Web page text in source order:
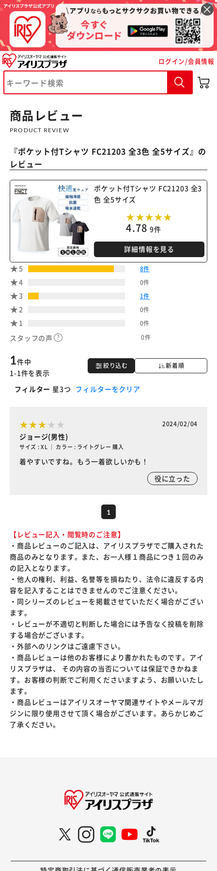
ログイン/会員情報
商品レビュー
PRODUCT REVIEW
『ポケット付Tシャツ FC21203 全3色 全5サイズ』の
レビュー
ポケット付Tシャツ FC21203 全3
色 全5サイズ
4.78 9件
詳細情報を見る
5 8件
4 0件
3 1件
2 0件
1 0件
スタッフの声 0件
絞り込む 新着順
1件中
1-1件を表示
フィルター 星3つ フィルターをクリア
2024/02/04
ジョージ(男性)
サイズ : XL ｜ カラー : ライトグレー 購入
着やすいですね。もう一着欲しいかも！
役に立った
1
【レビュー記入・閲覧時のご注意】
・商品レビューのご記入は、アイリスプラザでご購入された
商品のみとなります。また、お一人様１商品につき１回のみ
の記入となります。
・他人の権利、利益、名誉等を損ねたり、法令に違反する内
容を記入することはできませんのでご注意ください。
・同シリーズのレビューを掲載させていただく場合がござい
ます。
・レビューが不適切と判断した場合には予告なく投稿を削除
する場合がございます。
・外部へのリンクはご遠慮下さい。
・商品レビューは他のお客様により書かれたものです。アイ
リスプラザは、 その内容の当否については保証できかねま
す。お客様の判断でご利用くださいますよう、お願いいたし
ます。
・商品レビューはアイリスオーヤマ関連サイトやメールマガ
ジンに限り使用させて頂く場合がございます。あらかじめご
了承ください。
※ご確認ください
カートに入れる 購入手続きへ